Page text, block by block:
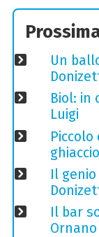
Un
Biol: in
Luigi
Il
Il bar